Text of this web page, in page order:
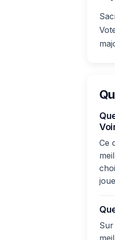
Ce